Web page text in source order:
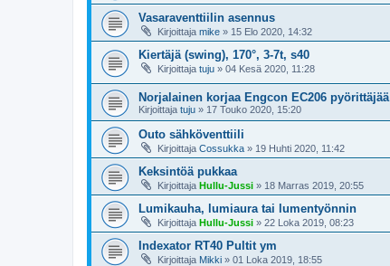
Vasaraventtiilin asennus
Kirjoittaja mike » 15 Elo 2020, 14:32
Kiertäjä (swing), 170°, 3-7t, s40
Kirjoittaja tuju » 04 Kesä 2020, 11:28
Norjalainen korjaa Engcon EC206 pyörittäjää
Kirjoittaja tuju » 17 Touko 2020, 15:20
Outo sähköventtiili
Kirjoittaja Cossukka » 19 Huhti 2020, 11:42
Keksintöä pukkaa
Kirjoittaja Hullu-Jussi » 18 Marras 2019, 20:55
Lumikauha, lumiaura tai lumentyönnin
Kirjoittaja Hullu-Jussi » 22 Loka 2019, 08:23
Indexator RT40 Pultit ym
Kirjoittaja Mikki » 01 Loka 2019, 18:55